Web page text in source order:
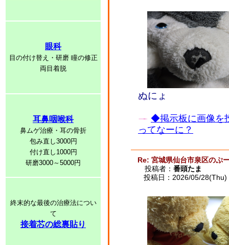
眼科
目の付け替え・研磨 瞳の修正
両目着脱
耳鼻咽喉科
鼻ムゲ治療・耳の骨折
包み直し3000円
付け直し1000円
研磨3000～5000円
終末的な最後の治療法につい
て
接着芯の総裏貼り
ぬにょ
◆掲示板に画像を
ってなーに？
Re: 宮城県仙台市泉区のぷ
投稿者： 番頭たま
投稿日：2026/05/